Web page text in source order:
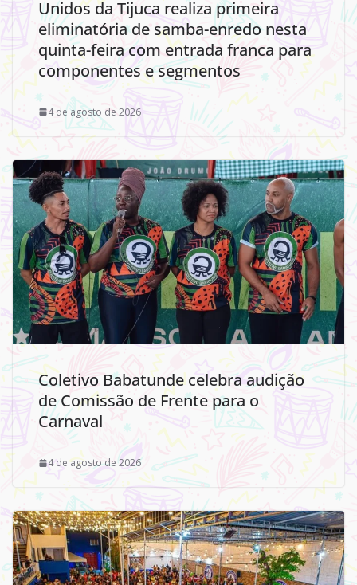
Unidos da Tijuca realiza primeira
eliminatória de samba-enredo nesta
quinta-feira com entrada franca para
componentes e segmentos
4 de agosto de 2026
Coletivo Babatunde celebra audição
de Comissão de Frente para o
Carnaval
4 de agosto de 2026